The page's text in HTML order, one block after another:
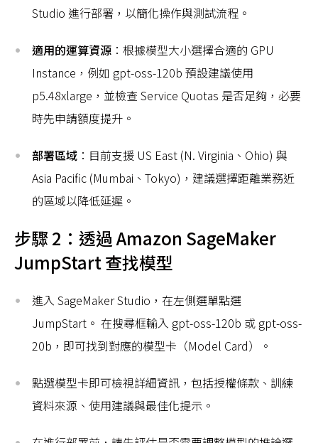
Studio 進行部署，以簡化操作與測試流程。
適用的運算資源 ：根據模型大小選擇合適的 GPU
Instance，例如 gpt-oss-120b 預設建議使用
p5.48xlarge，並檢查 Service Quotas 是否足夠，必要
時先申請額度提升。
部署區域 ：目前支援 US East (N. Virginia、Ohio) 與
Asia Pacific (Mumbai、Tokyo)，建議選擇距離業務近
的區域以降低延遲。
步驟 2：透過 Amazon SageMaker
JumpStart 查找模型
進入 SageMaker Studio，在左側選單點選
JumpStart。 在搜尋框輸入 gpt-oss-120b 或 gpt-oss-
20b，即可找到對應的模型卡（Model Card）。
點選模型卡即可檢視詳細資訊，包括授權條款、訓練
資料來源、使用建議與最佳化提示。